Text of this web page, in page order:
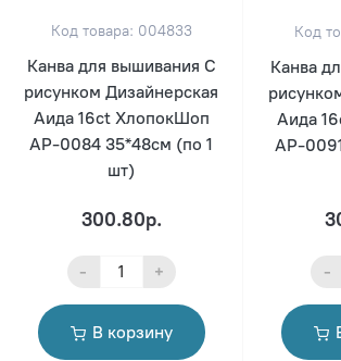
Код товара: 004833
Канва для вышивания С
рисунком Дизайнерская
Аида 16ct ХлопокШоп
АР-0084 35*48см (по 1
шт)
300.80р.
- +
В корзину
Код
Канва
Аида
АР-
-